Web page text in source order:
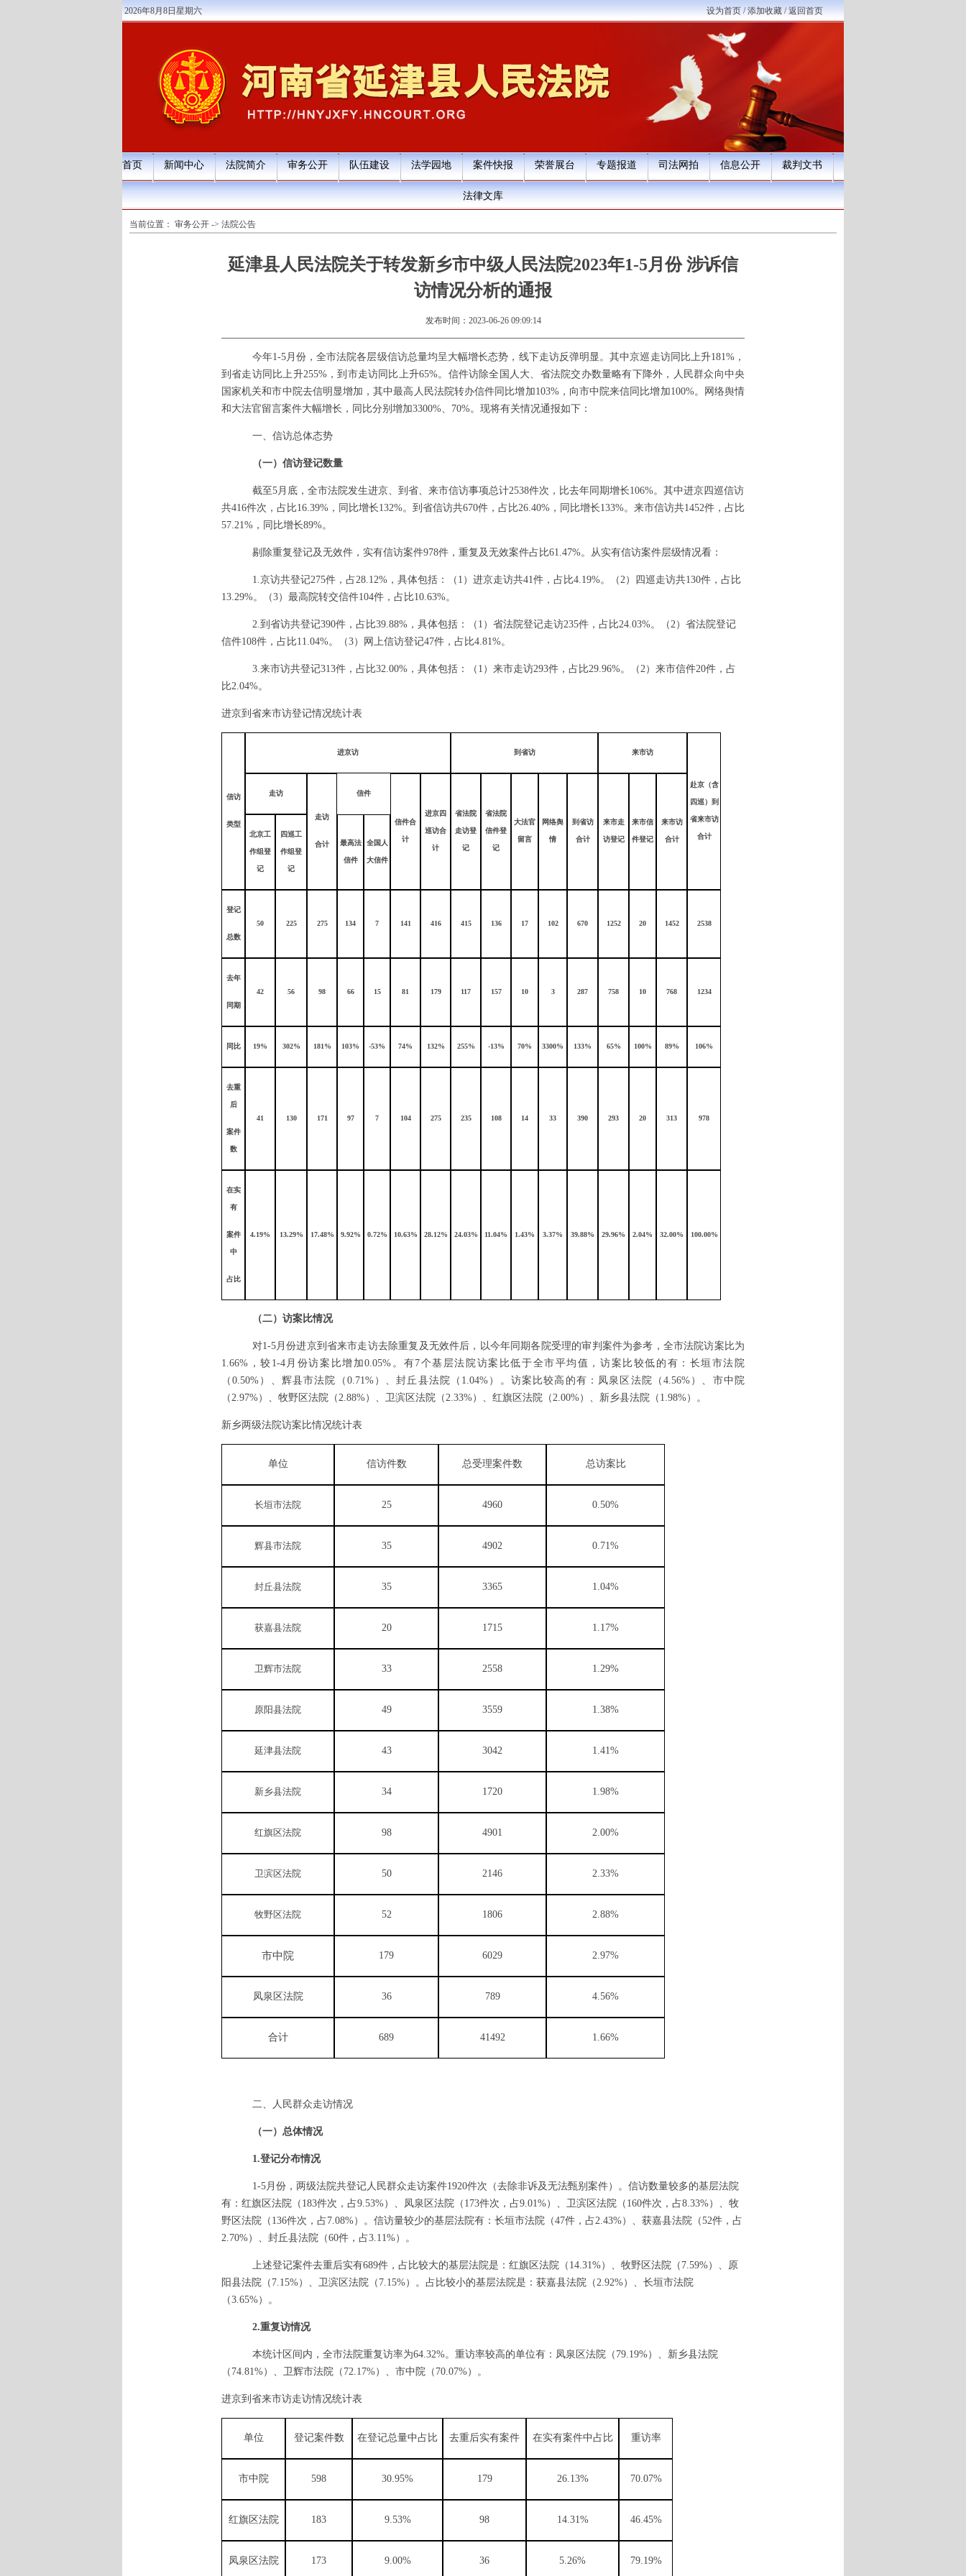
2026年8月8日星期六 设为首页/添加收藏/返回首页
首页 新闻中心 法院简介 审务公开 队伍建设 法学园地 案件快报 荣誉展台 专题报道 司法网拍 信息公开 裁判文书
法律文库
当前位置： 审务公开 -> 法院公告
延津县人民法院关于转发新乡市中级人民法院2023年1-5月份 涉诉信
访情况分析的通报
发布时间：2023-06-26 09:09:14
今年1-5月份，全市法院各层级信访总量均呈大幅增长态势，线下走访反弹明显。其中京巡走访同比上升181%，
到省走访同比上升255%，到市走访同比上升65%。信件访除全国人大、省法院交办数量略有下降外，人民群众向中央
国家机关和市中院去信明显增加，其中最高人民法院转办信件同比增加103%，向市中院来信同比增加100%。网络舆情
和大法官留言案件大幅增长，同比分别增加3300%、70%。现将有关情况通报如下：
一、信访总体态势
（一）信访登记数量
截至5月底，全市法院发生进京、到省、来市信访事项总计2538件次，比去年同期增长106%。其中进京四巡信访
共416件次，占比16.39%，同比增长132%。到省信访共670件，占比26.40%，同比增长133%。来市信访共1452件，占比
57.21%，同比增长89%。
剔除重复登记及无效件，实有信访案件978件，重复及无效案件占比61.47%。从实有信访案件层级情况看：
1.京访共登记275件，占28.12%，具体包括：（1）进京走访共41件，占比4.19%。（2）四巡走访共130件，占比
13.29%。（3）最高院转交信件104件，占比10.63%。
2.到省访共登记390件，占比39.88%，具体包括：（1）省法院登记走访235件，占比24.03%。（2）省法院登记
信件108件，占比11.04%。（3）网上信访登记47件，占比4.81%。
3.来市访共登记313件，占比32.00%，具体包括：（1）来市走访293件，占比29.96%。（2）来市信件20件，占
比2.04%。
进京到省来市访登记情况统计表
信访
类型
进京访 到省访 来市访
赴京（含
四巡）到
省来市访
合计
走访
走访
合计
信件
信件合
计
进京四
巡访合
计
省法院
走访登
记
省法院
信件登
记
大法官
留言
网络舆
情
到省访
合计
来市走
访登记
来市信
件登记
来市访
合计
北京工
作组登
记
四巡工
作组登
记
最高法
信件
全国人
大信件
登记
总数
50 225 275 134 7 141 416 415 136 17 102 670 1252 20 1452 2538
去年
同期
42 56 98 66 15 81 179 117 157 10 3 287 758 10 768 1234
同比 19% 302% 181% 103% -53% 74% 132% 255% -13% 70% 3300% 133% 65% 100% 89% 106%
去重
后
案件
数
41 130 171 97 7 104 275 235 108 14 33 390 293 20 313 978
在实
有
案件
中
占比
4.19% 13.29% 17.48% 9.92% 0.72% 10.63% 28.12% 24.03% 11.04% 1.43% 3.37% 39.88% 29.96% 2.04% 32.00% 100.00%
（二）访案比情况
对1-5月份进京到省来市走访去除重复及无效件后，以今年同期各院受理的审判案件为参考，全市法院访案比为
1.66%，较1-4月份访案比增加0.05%。有7个基层法院访案比低于全市平均值，访案比较低的有：长垣市法院
（0.50%）、辉县市法院（0.71%）、封丘县法院（1.04%）。访案比较高的有：凤泉区法院（4.56%）、市中院
（2.97%）、牧野区法院（2.88%）、卫滨区法院（2.33%）、红旗区法院（2.00%）、新乡县法院（1.98%）。
新乡两级法院访案比情况统计表
单位 信访件数 总受理案件数 总访案比
长垣市法院 25 4960 0.50%
辉县市法院 35 4902 0.71%
封丘县法院 35 3365 1.04%
获嘉县法院 20 1715 1.17%
卫辉市法院 33 2558 1.29%
原阳县法院 49 3559 1.38%
延津县法院 43 3042 1.41%
新乡县法院 34 1720 1.98%
红旗区法院 98 4901 2.00%
卫滨区法院 50 2146 2.33%
牧野区法院 52 1806 2.88%
市中院 179 6029 2.97%
凤泉区法院 36 789 4.56%
合计 689 41492 1.66%
二、人民群众走访情况
（一）总体情况
1.登记分布情况
1-5月份，两级法院共登记人民群众走访案件1920件次（去除非诉及无法甄别案件）。信访数量较多的基层法院
有：红旗区法院（183件次，占9.53%）、凤泉区法院（173件次，占9.01%）、卫滨区法院（160件次，占8.33%）、牧
野区法院（136件次，占7.08%）。信访量较少的基层法院有：长垣市法院（47件，占2.43%）、获嘉县法院（52件，占
2.70%）、封丘县法院（60件，占3.11%）。
上述登记案件去重后实有689件，占比较大的基层法院是：红旗区法院（14.31%）、牧野区法院（7.59%）、原
阳县法院（7.15%）、卫滨区法院（7.15%）。占比较小的基层法院是：获嘉县法院（2.92%）、长垣市法院
（3.65%）。
2.重复访情况
本统计区间内，全市法院重复访率为64.32%。重访率较高的单位有：凤泉区法院（79.19%）、新乡县法院
（74.81%）、卫辉市法院（72.17%）、市中院（70.07%）。
进京到省来市访走访情况统计表
单位 登记案件数 在登记总量中占比 去重后实有案件 在实有案件中占比 重访率
市中院 598 30.95% 179 26.13% 70.07%
红旗区法院 183 9.53% 98 14.31% 46.45%
凤泉区法院 173 9.00% 36 5.26% 79.19%